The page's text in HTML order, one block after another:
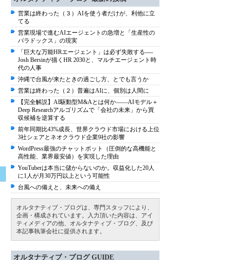
営業は終わった（３）AIを使う者だけが、利他に立
てる
営業現場で進むAIエージェントの急増と「生産性の
パラドックス」の現実
「巨大な万能HRエージェント」は必ず失敗する----
Josh Bersinが描くHR 2030と、マルチエージェント時
代の人事
沖縄で台風が来たときの過ごし方、とでも言うか
営業は終わった（２）普遍はAIに、個別は人間に
【完全解説】AI駆動型M&Aとは何か――AIモデル＋
Deep Researchアルゴリズムで「会社の未来」から買
収候補を逆算する
前年同期比43%成長、世界クラウド市場における上位
3社シェアとネオクラウド企業9社の影響
WordPress最強のチャットボット（圧倒的な高機能と
高性能、業界最安値）を実現した理由
YouTuberは本当に儲からないのか。収益化した20人
に1人が月30万円以上という可能性
台風への備えと、未来への備え
オルタナティブ・ブログは、専門スタッフにより、
企画・構成されています。入力頂いた内容は、アイ
ティメディアの他、オルタナティブ・ブログ、及び
本記事執筆会社に提供されます。
オルタナティブ・ブログ GUIDE